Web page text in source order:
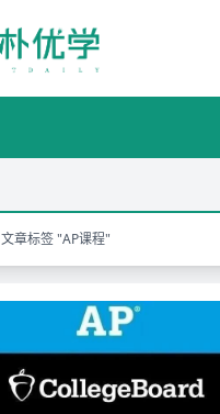
文章标签 "AP课程"